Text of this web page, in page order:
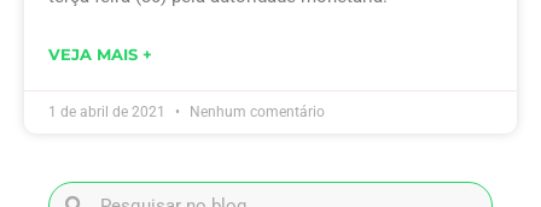
VEJA MAIS +
1 de abril de 2021 Nenhum comentário